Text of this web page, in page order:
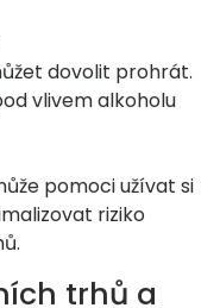
dovolit prohrát.
vlivem alkoholu
pomoci užívat si
riziko
trhů a